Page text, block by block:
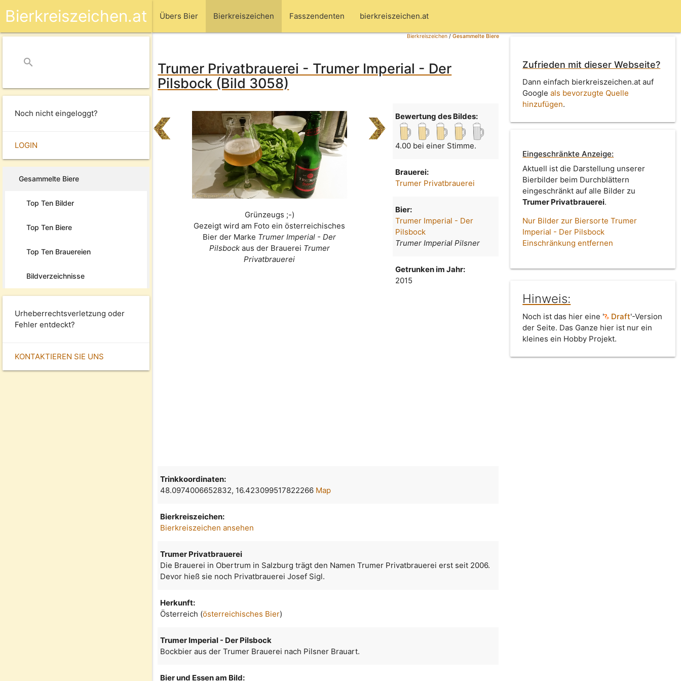
Übers Bier Bierkreiszeichen Fasszendenten bierkreiszeichen.at
Bierkreiszeichen.at
search
Noch nicht eingeloggt?
LOGIN
Gesammelte Biere
Top Ten Bilder
Top Ten Biere
Top Ten Brauereien
Bildverzeichnisse
Urheberrechtsverletzung oder
Fehler entdeckt?
KONTAKTIEREN SIE UNS
Bierkreiszeichen/Gesammelte Biere
Trumer Privatbrauerei - Trumer Imperial - Der
Pilsbock (Bild 3058)
Grünzeugs ;-)
Gezeigt wird am Foto ein österreichisches
Bier der Marke Trumer Imperial - Der
Pilsbockaus der Brauerei Trumer
Privatbrauerei
Bewertung des Bildes:
4.00 bei einer Stimme.
Brauerei:
Trumer Privatbrauerei
Bier:
Trumer Imperial - Der
Pilsbock
Trumer Imperial Pilsner
Getrunken im Jahr:
2015
Zufrieden mit dieser Webseite?
Dann einfach bierkreiszeichen.at auf
Googleals bevorzugte Quelle
hinzufügen.
Eingeschränkte Anzeige:
Aktuell ist die Darstellung unserer
Bierbilder beim Durchblättern
eingeschränkt auf alle Bilder zu
Trumer Privatbrauerei.
Nur Bilder zur Biersorte Trumer
Imperial - Der Pilsbock
Einschränkung entfernen
Hinweis:
Noch ist das hier eine ' Draft'-Version
der Seite. Das Ganze hier ist nur ein
kleines ein Hobby Projekt.
Trinkkoordinaten:
48.0974006652832, 16.423099517822266 Map
Bierkreiszeichen:
Bierkreiszeichen ansehen
Trumer Privatbrauerei
Die Brauerei in Obertrum in Salzburg trägt den Namen Trumer Privatbrauerei erst seit 2006.
Devor hieß sie noch Privatbrauerei Josef Sigl.
Herkunft:
Österreich (österreichisches Bier)
Trumer Imperial - Der Pilsbock
Bockbier aus der Trumer Brauerei nach Pilsner Brauart.
Bier und Essen am Bild: